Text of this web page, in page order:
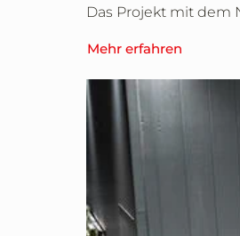
Über das
Das Projekt mit
Mehr erfahren